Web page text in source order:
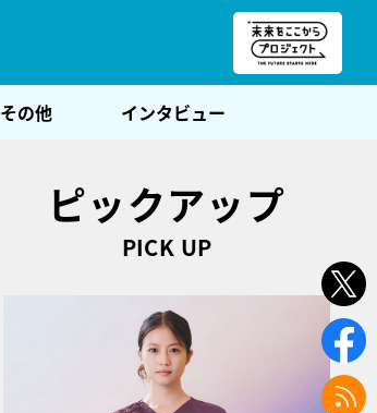
その他 インタビュー
ピックアップ
PICK UP